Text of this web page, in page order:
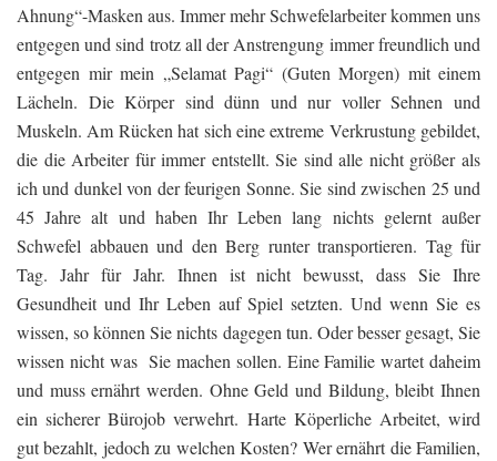
Ahnung“-Masken aus. Immer mehr Schwefelarbeiter kommen uns
entgegen und sind trotz all der Anstrengung immer freundlich und
entgegen mir mein „Selamat Pagi“ (Guten Morgen) mit einem
Lächeln. Die Körper sind dünn und nur voller Sehnen und
Muskeln. Am Rücken hat sich eine extreme Verkrustung gebildet,
die die Arbeiter für immer entstellt. Sie sind alle nicht größer als
ich und dunkel von der feurigen Sonne. Sie sind zwischen 25 und
45 Jahre alt und haben Ihr Leben lang nichts gelernt außer
Schwefel abbauen und den Berg runter transportieren. Tag für
Tag. Jahr für Jahr. Ihnen ist nicht bewusst, dass Sie Ihre
Gesundheit und Ihr Leben auf Spiel setzten. Und wenn Sie es
wissen, so können Sie nichts dagegen tun. Oder besser gesagt, Sie
wissen nicht was Sie machen sollen. Eine Familie wartet daheim
und muss ernährt werden. Ohne Geld und Bildung, bleibt Ihnen
ein sicherer Bürojob verwehrt. Harte Köperliche Arbeitet, wird
gut bezahlt, jedoch zu welchen Kosten? Wer ernährt die Familien,